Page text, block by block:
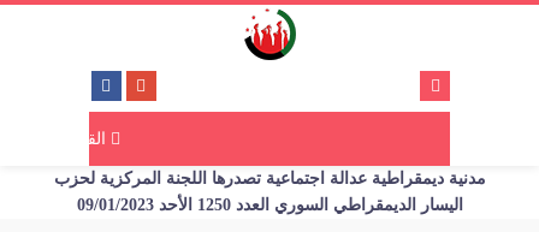
القائمة
مدنية ديمقراطية عدالة اجتماعية تصدرها اللجنة المركزية لحزب
اليسار الديمقراطي السوري العدد 1250 الأحد 09/01/2023